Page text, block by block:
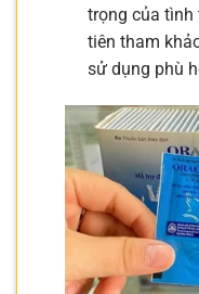
trọng của tình
tiên tham
sử dụng phù